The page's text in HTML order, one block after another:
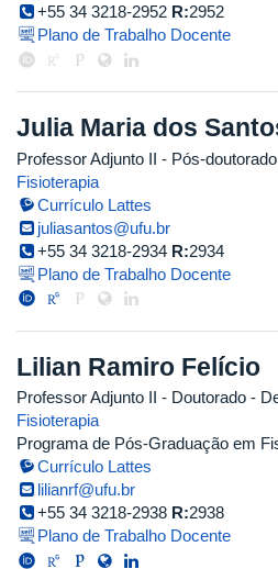
+55 34 3218-2952 R:2952
Plano de Trabalho Docente
Julia Maria dos
Professor Adjunto II - Pós-doutorado
Fisioterapia
Currículo Lattes
juliasantos@ufu.br
+55 34 3218-2934 R:2934
Plano de Trabalho Docente
Lilian Ramiro Felício
Professor Adjunto II - Doutorado -
Fisioterapia
Programa de Pós-Graduação em
Currículo Lattes
lilianrf@ufu.br
+55 34 3218-2938 R:2938
Plano de Trabalho Docente